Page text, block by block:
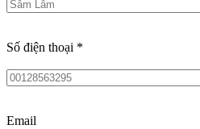
Số điện thoại *
Email